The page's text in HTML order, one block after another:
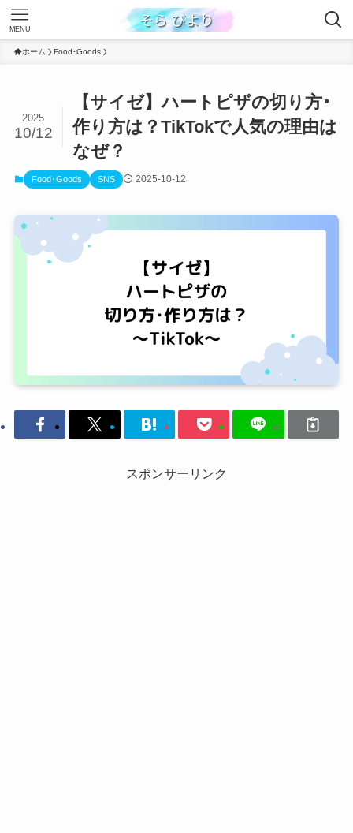
MENU
ホーム Food･Goods
【サイゼ】ハートピザの切り方･
作り方は？TikTokで人気の理由は
なぜ？
2025
10/12
Food･Goods SNS 2025-10-12
スポンサーリンク